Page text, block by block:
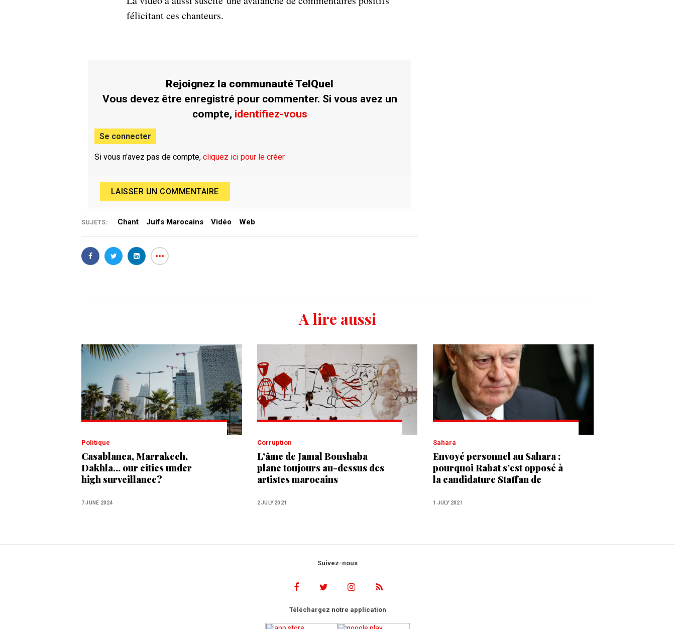
félicitant ces chanteurs.
Rejoignez la communauté TelQuel
Vous devez être enregistré pour commenter. Si vous avez un
compte, identifiez-vous
Se connecter
Si vous n'avez pas de compte,cliquez ici pour le créer
LAISSER UN COMMENTAIRE
SUJETS: Chant Juifs Marocains Vidéo Web
A lire aussi
Politique
Casablanca, Marrakech,
Dakhla... our cities under
high surveillance?
7 JUNE 2024
Corruption
L’âme de Jamal Boushaba
plane toujours au-dessus des
artistes marocains
2 JULY 2021
Sahara
Envoyé personnel au Sahara :
pourquoi Rabat s’est opposé à
la candidature Staffan de
1 JULY 2021
Suivez-nous
Téléchargez notre application